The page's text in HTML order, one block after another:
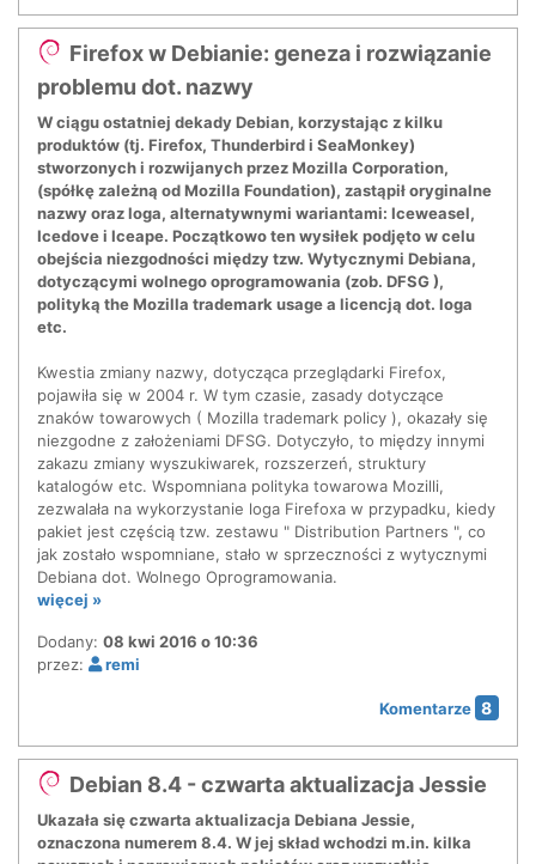
Firefox w Debianie: geneza i rozwiązanie
problemu dot. nazwy
W ciągu ostatniej dekady Debian, korzystając z kilku
produktów (tj. Firefox, Thunderbird i SeaMonkey)
stworzonych i rozwijanych przez Mozilla Corporation,
(spółkę zależną od Mozilla Foundation), zastąpił oryginalne
nazwy oraz loga, alternatywnymi wariantami: Iceweasel,
Icedove i Iceape. Początkowo ten wysiłek podjęto w celu
obejścia niezgodności między tzw. Wytycznymi Debiana,
dotyczącymi wolnego oprogramowania (zob. DFSG ),
polityką the Mozilla trademark usage a licencją dot. loga
etc.
Kwestia zmiany nazwy, dotycząca przeglądarki Firefox,
pojawiła się w 2004 r. W tym czasie, zasady dotyczące
znaków towarowych ( Mozilla trademark policy ), okazały się
niezgodne z założeniami DFSG. Dotyczyło, to między innymi
zakazu zmiany wyszukiwarek, rozszerzeń, struktury
katalogów etc. Wspomniana polityka towarowa Mozilli,
zezwalała na wykorzystanie loga Firefoxa w przypadku, kiedy
pakiet jest częścią tzw. zestawu " Distribution Partners ", co
jak zostało wspomniane, stało w sprzeczności z wytycznymi
Debiana dot. Wolnego Oprogramowania.
więcej »
Dodany: 08 kwi 2016 o 10:36
przez:
remi
Komentarze 8
Debian 8.4 - czwarta aktualizacja Jessie
Ukazała się czwarta aktualizacja Debiana Jessie,
oznaczona numerem 8.4. W jej skład wchodzi m.in. kilka